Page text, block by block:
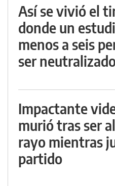
Así se vivió el
donde un
menos a seis
ser
Impactante
murió tras ser
rayo mientras
partido